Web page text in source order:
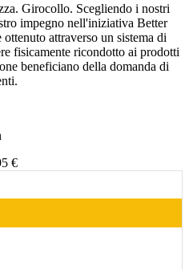
Girocollo. Scegliendo i nostri
impegno nell'iniziativa Better
attraverso un sistema di
fisicamente ricondotto ai prodotti
beneficiano della domanda di
€